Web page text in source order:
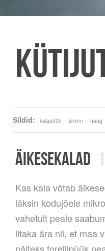
Sildid: kalapüük ahven haug
ÄIKESEKALAD
Kas kala võtab
läksin kodujõele
vahetult peale
litaka ära nii, et maa
näiteks forellipüük